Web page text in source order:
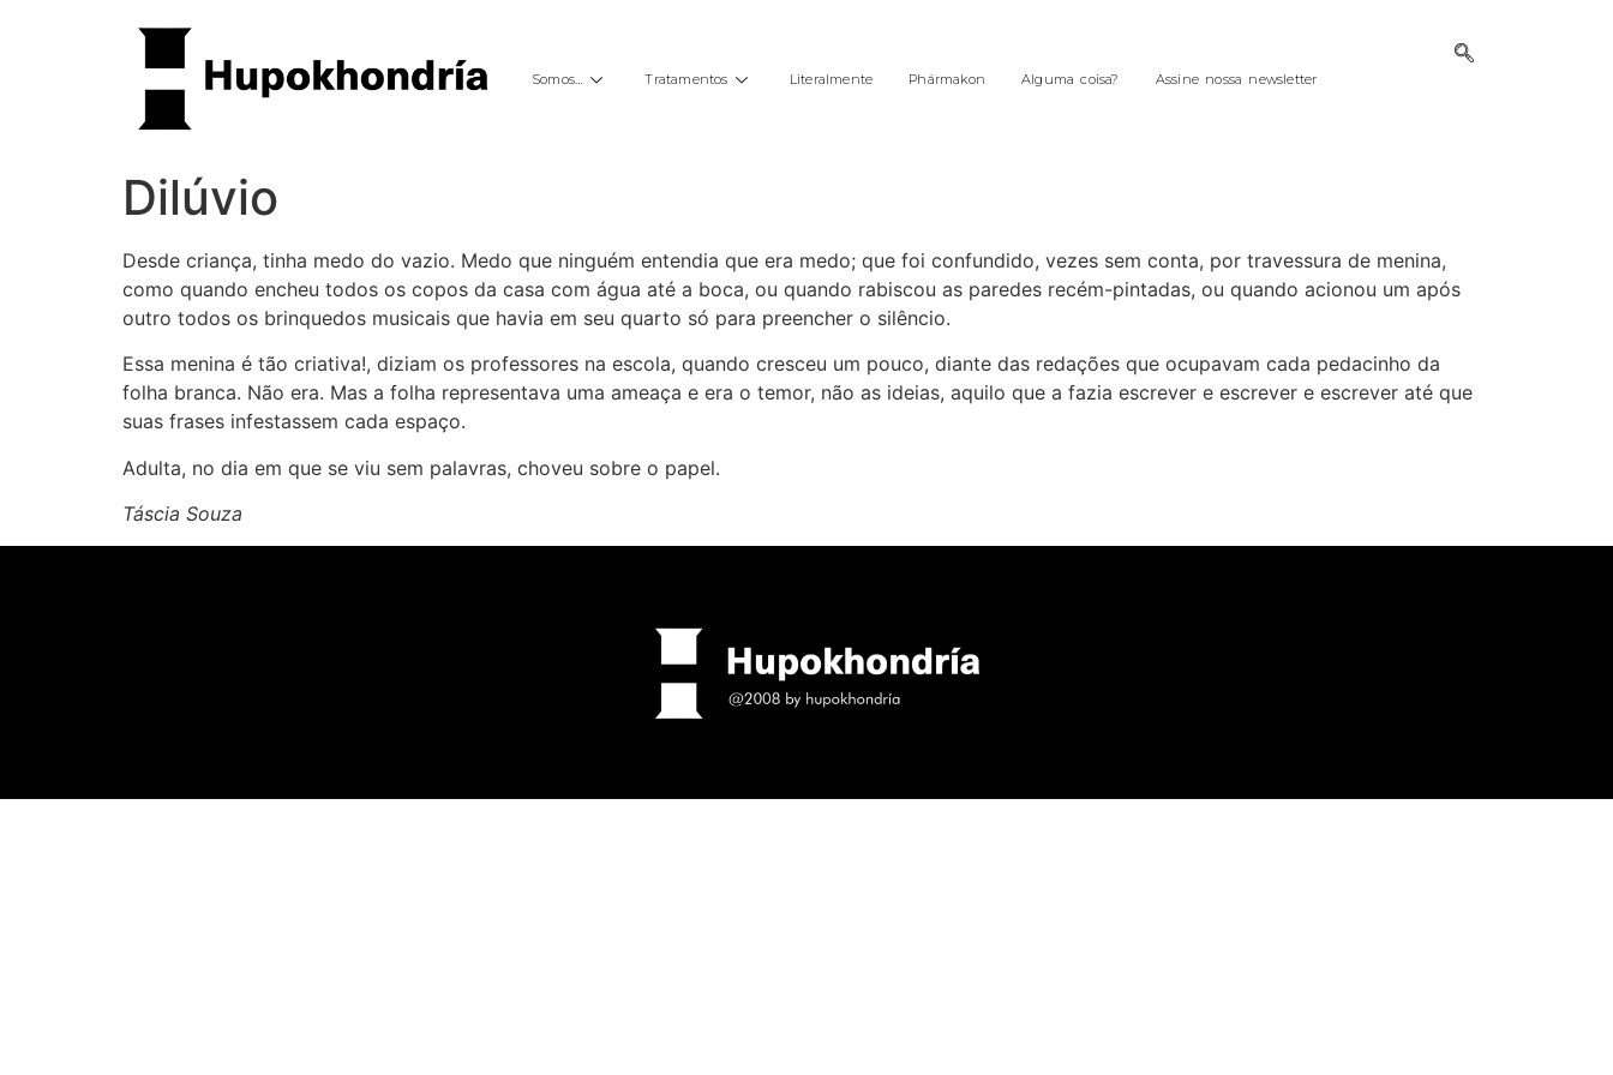
Somos… Tratamentos Literalmente Phármakon Alguma coisa? Assine nossa newsletter
Dilúvio
Desde criança, tinha medo do vazio. Medo que ninguém entendia que era medo; que foi confundido, vezes sem conta, por travessura de menina,
como quando encheu todos os copos da casa com água até a boca, ou quando rabiscou as paredes recém-pintadas, ou quando acionou um após
outro todos os brinquedos musicais que havia em seu quarto só para preencher o silêncio.
Essa menina é tão criativa!, diziam os professores na escola, quando cresceu um pouco, diante das redações que ocupavam cada pedacinho da
folha branca. Não era. Mas a folha representava uma ameaça e era o temor, não as ideias, aquilo que a fazia escrever e escrever e escrever até que
suas frases infestassem cada espaço.
Adulta, no dia em que se viu sem palavras, choveu sobre o papel.
Táscia Souza